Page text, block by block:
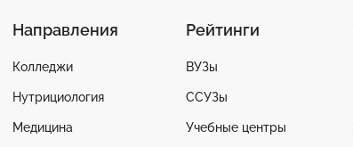
Направления
Колледжи
Нутрициология
Медицина
Рейтинги
ВУЗы
ССУЗы
Учебные центры